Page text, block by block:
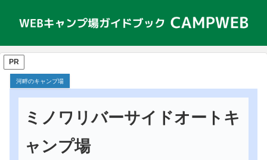
PR
河畔のキャンプ場
ミノワリバーサイドオートキ
ャンプ場